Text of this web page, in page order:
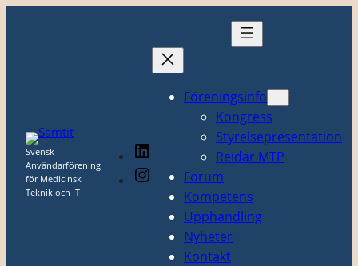
Svensk
Användarförening
för Medicinsk
Teknik och IT
Instagram
Föreningsinfo
Kongress
Styrelsepresentation
Reidar MTP
Forum
Kompetens
Upphandling
Nyheter
Kontakt